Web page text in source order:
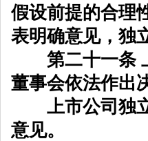
假设前提的合理
表明确意见，独
第二十一条 上
董事会依法作出
上市公司独立
意见。